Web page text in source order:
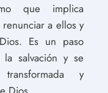
que implica
a ellos y
Es un paso
salvación y se
y